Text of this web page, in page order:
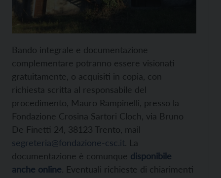
Bando integrale e documentazione
complementare potranno essere visionati
gratuitamente, o acquisiti in copia, con
richiesta scritta al responsabile del
procedimento, Mauro Rampinelli, presso la
Fondazione Crosina Sartori Cloch, via Bruno
De Finetti 24, 38123 Trento, mail
segreteria@fondazione-csc.it. La
documentazione è comunque disponibile
anche online. Eventuali richieste di chiarimenti